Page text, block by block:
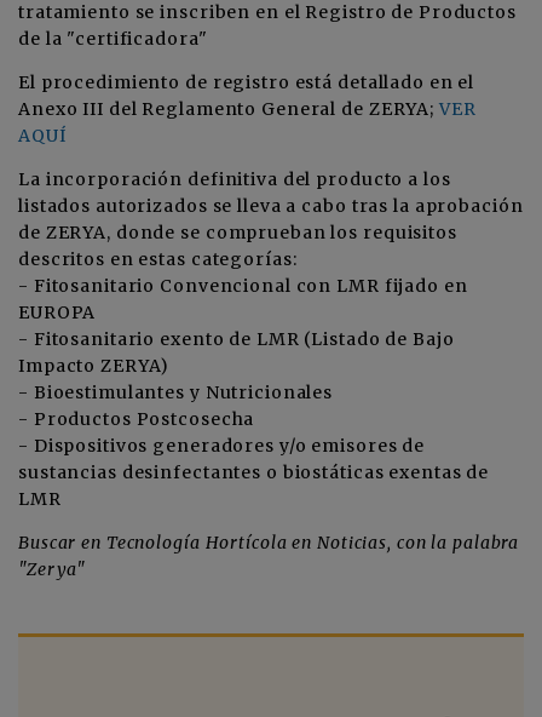
tratamiento se inscriben en el Registro de Productos
de la "certificadora"
El procedimiento de registro está detallado en el
Anexo III del Reglamento General de ZERYA; VER
AQUÍ
La incorporación definitiva del producto a los
listados autorizados se lleva a cabo tras la aprobación
de ZERYA, donde se comprueban los requisitos
descritos en estas categorías:
- Fitosanitario Convencional con LMR fijado en
EUROPA
- Fitosanitario exento de LMR (Listado de Bajo
Impacto ZERYA)
- Bioestimulantes y Nutricionales
- Productos Postcosecha
- Dispositivos generadores y/o emisores de
sustancias desinfectantes o biostáticas exentas de
LMR
Buscar en Tecnología Hortícola en Noticias, con la palabra
"Zerya"